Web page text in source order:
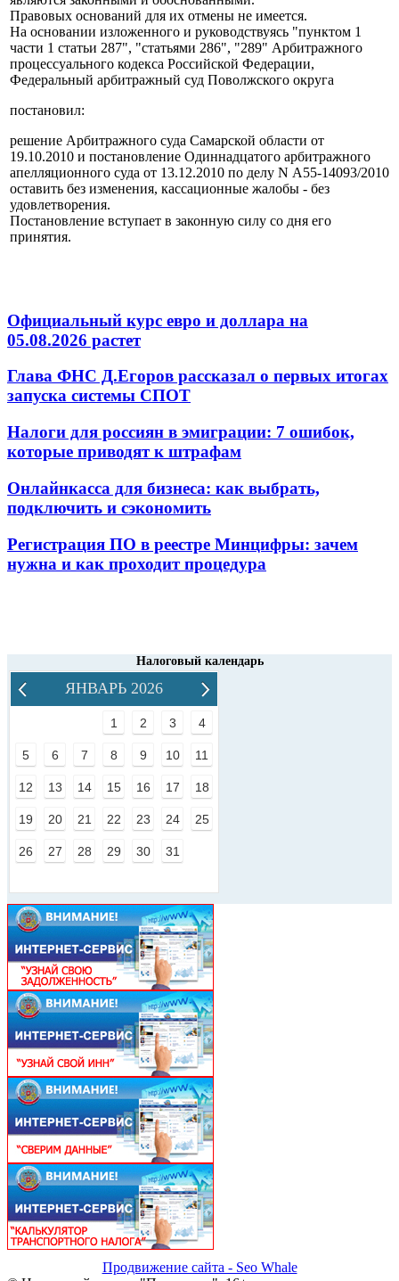
Правовых оснований для их отмены не имеется.
На основании изложенного и руководствуясь "пунктом 1
части 1 статьи 287", "статьями 286", "289" Арбитражного
процессуального кодекса Российской Федерации,
Федеральный арбитражный суд Поволжского округа
постановил:
решение Арбитражного суда Самарской области от
19.10.2010 и постановление Одиннадцатого арбитражного
апелляционного суда от 13.12.2010 по делу N А55-14093/2010
оставить без изменения, кассационные жалобы - без
удовлетворения.
Постановление вступает в законную силу со дня его
принятия.
Официальный курс евро и доллара на
05.08.2026 растет
Глава ФНС Д.Егоров рассказал о первых итогах
запуска системы СПОТ
Налоги для россиян в эмиграции: 7 ошибок,
которые приводят к штрафам
Онлайнкасса для бизнеса: как выбрать,
подключить и сэкономить
Регистрация ПО в реестре Минцифры: зачем
нужна и как проходит процедура
Налоговый календарь
ЯНВАРЬ 2026
1 2 3 4
5 6 7 8 9 10 11
12 13 14 15 16 17 18
19 20 21 22 23 24 25
26 27 28 29 30 31
Продвижение сайта - Seo Whale